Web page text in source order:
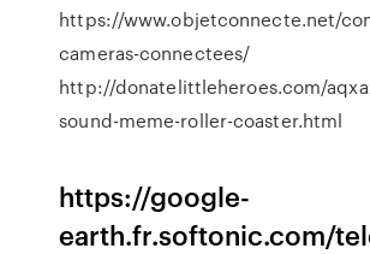
https://www.objetconnecte.net/
cameras-connectees/
http://donatelittleheroes.com/
sound-meme-roller-coaster.html
https://google-
earth.fr.softonic.com/